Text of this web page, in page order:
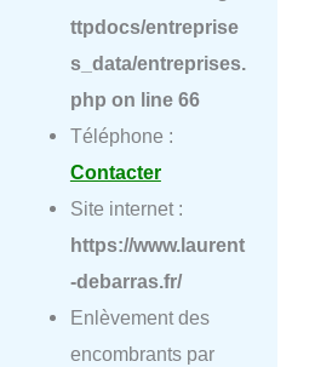
ttpdocs/entreprise
s_data/entreprises.
php on line 66
Téléphone :
Contacter
Site internet :
https://www.laurent
-debarras.fr/
Enlèvement des
encombrants par